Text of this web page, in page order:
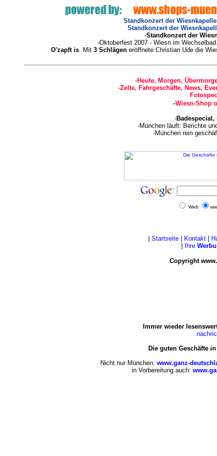
Standkonzert der
Standkonzert der
-Standkonzert der
-Oktoberfest 2007 - Wiesn im
O'zapft is. Mit 3 Schlägen eröffnete Christian Ude die
-Heute, Morgen,
-Zelte, Fahrgeschäfte, News,
-Wiesn-Shop
-Badespecial,
-München läuft: Berichte
-München rein
Web
Startseite| Kontakt|
Ihre
Copyright
Immer wieder
Die guten Geschäfte
Nicht nur München: www.ganz-
in Vorbereitung auch: